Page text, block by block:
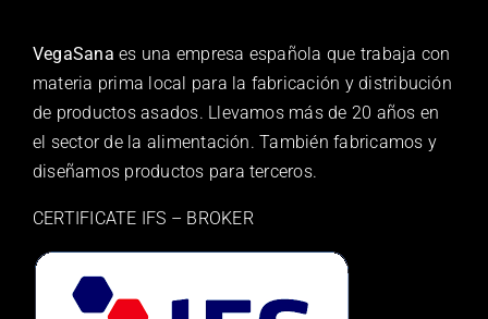
VegaSana es una empresa española que trabaja con
materia prima local para la fabricación y distribución
de productos asados. Llevamos más de 20 años en
el sector de la alimentación. También fabricamos y
diseñamos productos para terceros.
CERTIFICATE IFS – BROKER